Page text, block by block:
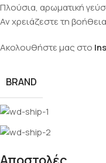
Πλούσια, αρωματική
Αν χρειάζεστε τη
Ακολουθήστε μας στο
BRAND